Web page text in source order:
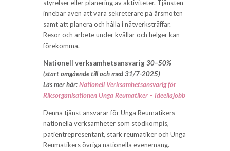
styrelser eller planering av aktiviteter. Tjänsten
innebär även att vara sekreterare på årsmöten
samt att planera och hålla i nätverksträffar.
Resor och arbete under kvällar och helger kan
förekomma.
Nationell verksamhetsansvarig30–50%
(start omgående till och med 31/7-2025)
Läs mer här:Nationell Verksamhetsansvarig för
Riksorganisationen Unga Reumatiker – Ideellajobb
Denna tjänst ansvarar för Unga Reumatikers
nationella verksamheter som stödkompis,
patientrepresentant, stark reumatiker och Unga
Reumatikers övriga nationella evenemang.